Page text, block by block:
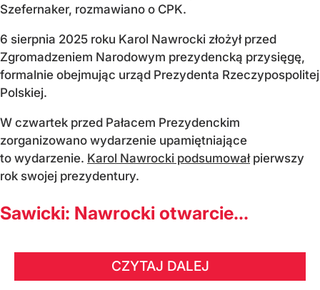
Szefernaker, rozmawiano o CPK.
6 sierpnia 2025 roku Karol Nawrocki złożył przed
Zgromadzeniem Narodowym prezydencką przysięgę,
formalnie obejmując urząd Prezydenta Rzeczypospolitej
Polskiej.
W czwartek przed Pałacem Prezydenckim
zorganizowano wydarzenie upamiętniające
to wydarzenie. Karol Nawrocki podsumowałpierwszy
rok swojej prezydentury.
Sawicki: Nawrocki otwarcie...
CZYTAJ DALEJ